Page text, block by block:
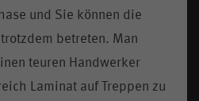
und Sie können die
betreten. Man
teuren Handwerker
Laminat auf Treppen zu